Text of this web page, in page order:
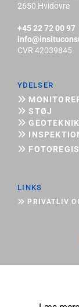
2650 Hvidovre
+45 22 72 00 97
CVR 42039845
YDELSER

 STØJ
 GEOTEKNIK


LINKS
 PRIVATLIV